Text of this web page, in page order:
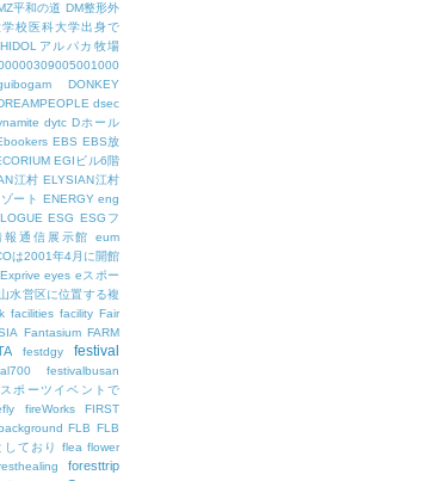
平和の道 DM整形外
校医科大学出身で
アルパカ牧場
DONKEY
dsec
dytc Dホール
EBS EBS放
EGIビル6階
江村 ELYSIAN江村
ート ENERGY eng
ESG ESGフ
報通信展示館
eum
は2001年4月に開館
Exprive eyes eスポー
水営区に位置する複
facilities facility Fair
Fantasium FARM
festdgy festival
festivalbusan
ポーツイベントで
fireWorks
FIRST
FLB FLB
ており
flea flower
foresttrip